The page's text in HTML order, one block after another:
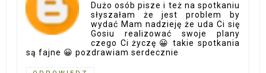
Dużo osób pisze i też na spotkaniu
słyszałam że jest problem by
wydać Mam nadzieję że uda Ci się
Gosiu realizować swoje plany
czego Ci życzę 😀 takie spotkania
są fajne 😀 pozdrawiam serdecznie